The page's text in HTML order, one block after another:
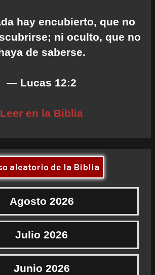
hay encubierto, que no
ni oculto, que no
de saberse.
— Lucas 12:2
Leer en la Biblia
aleatorio de la Biblia
Agosto 2026
Julio 2026
Junio 2026